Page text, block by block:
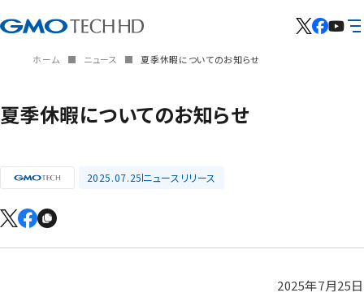
ホーム ニュース 夏季休暇についてのお知らせ
夏季休暇についてのお知らせ
2025.07.25ニュースリリース
2025年7月25日